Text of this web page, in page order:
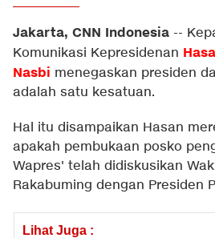
Jakarta, CNN Indonesia --
Komunikasi Kepresidenan
Nasbi menegaskan presiden
adalah satu kesatuan.
Hal itu disampaikan Hasan
apakah pembukaan posko
Wapres' telah didiskusikan
Rakabuming dengan Presiden
Lihat Juga :